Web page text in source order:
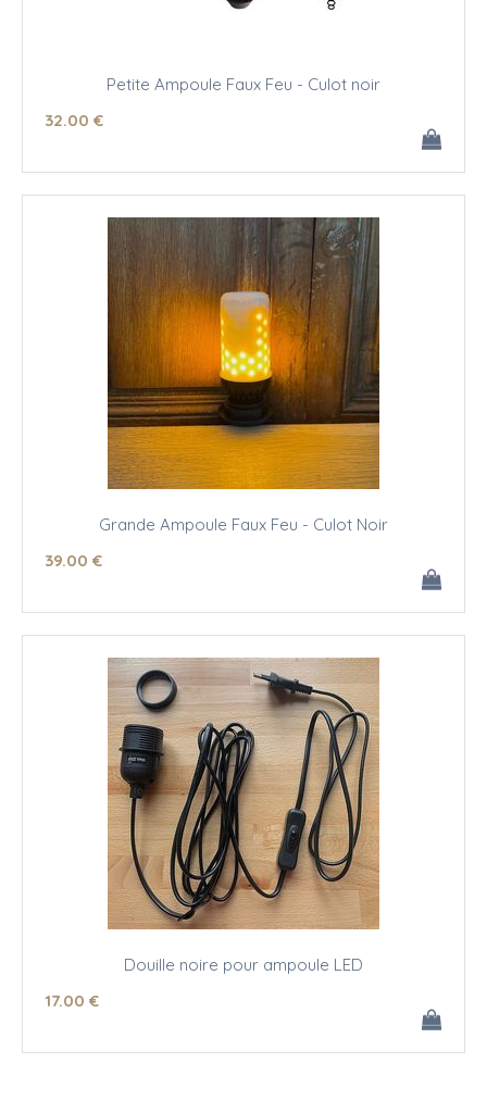
Petite Ampoule Faux Feu - Culot noir
32.00 €
Grande Ampoule Faux Feu - Culot Noir
39.00 €
Douille noire pour ampoule LED
17.00 €